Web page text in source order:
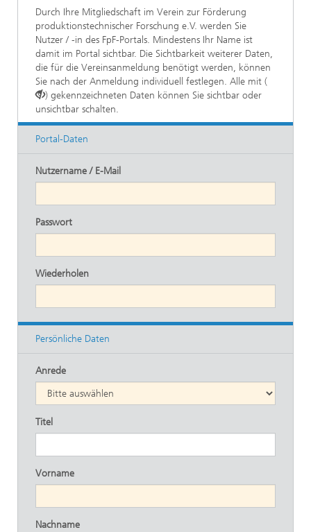
Durch Ihre Mitgliedschaft im Verein zur Förderung
produktionstechnischer Forschung e.V. werden Sie
Nutzer / -in des FpF-Portals. Mindestens Ihr Name ist
damit im Portal sichtbar. Die Sichtbarkeit weiterer Daten,
die für die Vereinsanmeldung benötigt werden, können
Sie nach der Anmeldung individuell festlegen. Alle mit (
) gekennzeichneten Daten können Sie sichtbar oder
unsichtbar schalten.
Portal-Daten
Nutzername / E-Mail
Passwort
Wiederholen
Persönliche Daten
Anrede
Titel
Vorname
Nachname